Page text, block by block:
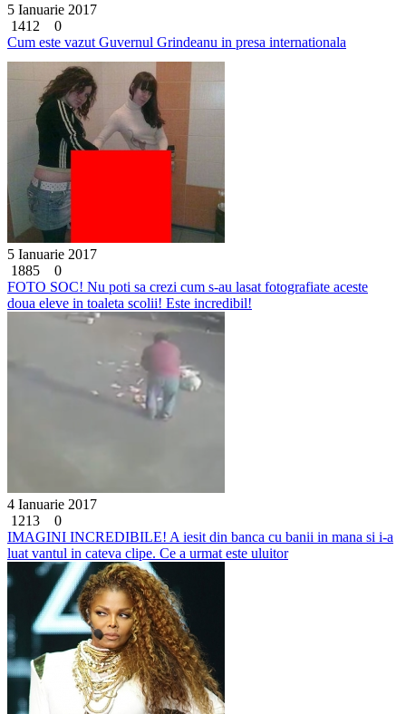
5 Ianuarie 2017
1412
0
Cum este vazut Guvernul Grindeanu in presa internationala
5 Ianuarie 2017
1885
0
FOTO SOC! Nu poti sa crezi cum s-au lasat fotografiate aceste
doua eleve in toaleta scolii! Este incredibil!
4 Ianuarie 2017
1213
0
IMAGINI INCREDIBILE! A iesit din banca cu banii in mana si i-a
luat vantul in cateva clipe. Ce a urmat este uluitor